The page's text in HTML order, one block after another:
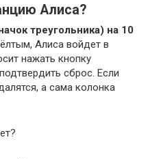
Алиса?
треугольника) на 10
Алиса войдет в
нажать кнопку
сброс. Если
а сама колонка